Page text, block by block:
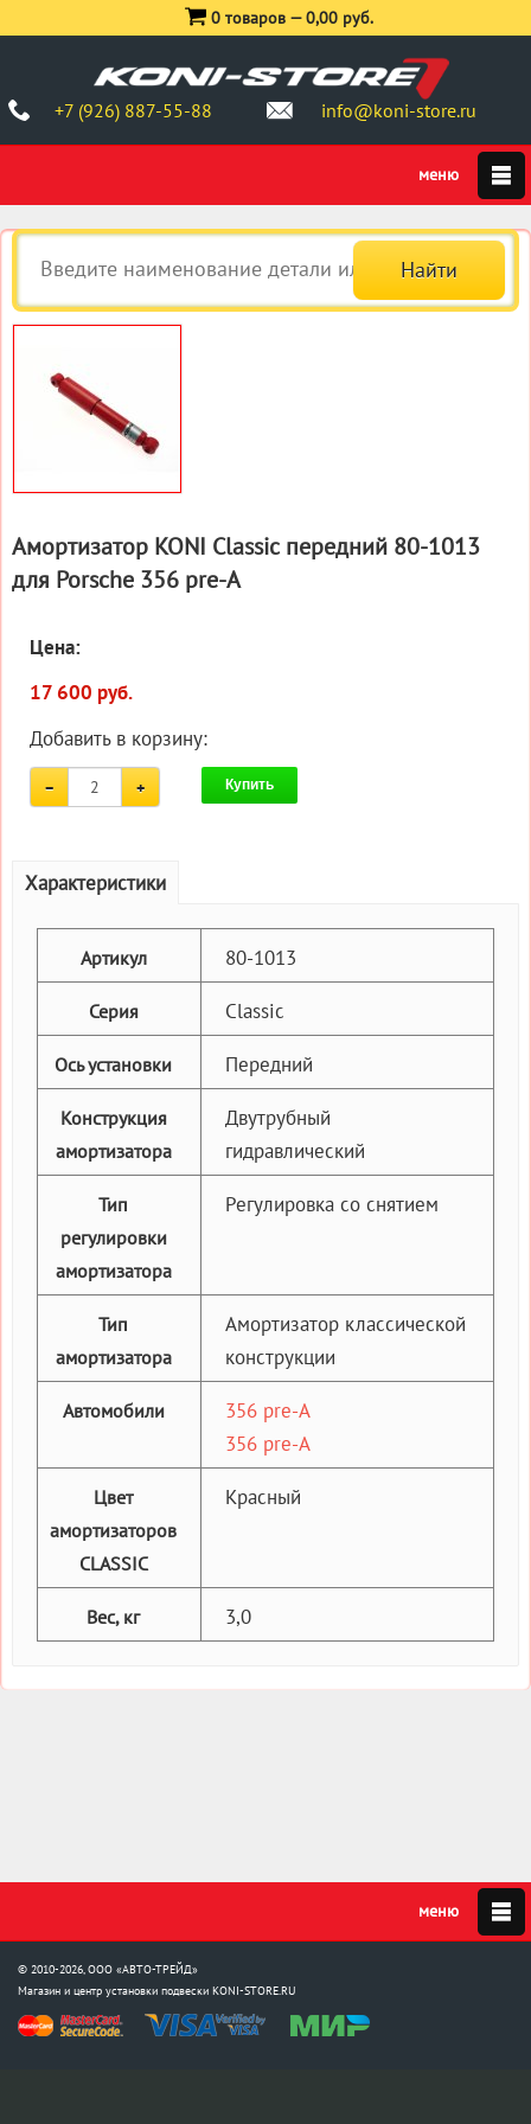
+7 (926) 887-55-88 info@koni-store.ru
0 товаров —0,00 руб.
Амортизатор KONI Classic передний 80-1013
для Porsche 356 pre-A
Цена:
17 600 руб.
Добавить в корзину:
Купить
Характеристики
Артикул 80-1013
Серия Classic
Ось установки Передний
Конструкция
амортизатора
Двутрубный
гидравлический
Тип
регулировки
амортизатора
Регулировка со снятием
Тип
амортизатора
Амортизатор классической
конструкции
Автомобили
356 pre-A
356 pre-A
Цвет
амортизаторов
CLASSIC
Красный
Вес, кг 3,0
© 2010-2026, ООО «АВТО-ТРЕЙД»
Магазин и центр установки подвески KONI-STORE.RU